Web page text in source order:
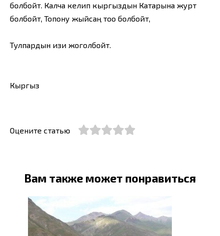
болбойт. Калча келип кыргыздын Катарына журт
болбойт, Топону жыйсаң тоо болбойт,
Тулпардын изи жоголбойт.
Кыргыз
Оцените статью
Вам также может понравиться